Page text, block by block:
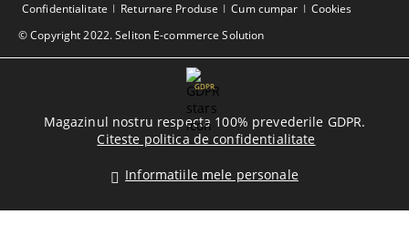
© Copyright 2022. Seliton E-commerce Solution
Confidentialitate
Returnare Produse Cum cumpar Cookies
GDPR
Magazinul nostru respecta 100% prevederile GDPR.
Citeste politica de confidentialitate
Informatiile mele personale